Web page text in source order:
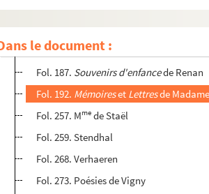
le document :
Fol. 149. Moréas ; Mallarmé
Fol. 151. Copies communiquées par
Fol. 179. Proudhon
Fol. 187. Souvenirs d'enfancede Renan
Fol. 192. Mémoireset Lettresde
Fol. 257. Mme de Staël
Fol. 259. Stendhal
Fol. 268. Verhaeren
Fol. 273. Poésies de Vigny